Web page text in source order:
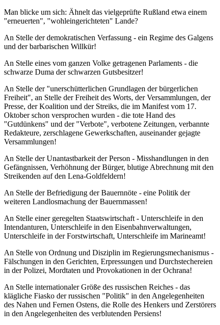
Man blicke um sich: Ähnelt das vielgeprüfte Rußland etwa einem
"erneuerten", "wohleingerichteten" Lande?
An Stelle der demokratischen Verfassung - ein Regime des Galgens
und der barbarischen Willkür!
An Stelle eines vom ganzen Volke getragenen Parlaments - die
schwarze Duma der schwarzen Gutsbesitzer!
An Stelle der "unerschütterlichen Grundlagen der bürgerlichen
Freiheit", an Stelle der Freiheit des Worts, der Versammlungen, der
Presse, der Koalition und der Streiks, die im Manifest vom 17.
Oktober schon versprochen wurden - die tote Hand des
"Gutdünkens" und der "Verbote", verbotene Zeitungen, verbannte
Redakteure, zerschlagene Gewerkschaften, auseinander gejagte
Versammlungen!
An Stelle der Unantastbarkeit der Person - Misshandlungen in den
Gefängnissen, Verhöhnung der Bürger, blutige Abrechnung mit den
Streikenden auf den Lena-Goldfeldern!
An Stelle der Befriedigung der Bauernnöte - eine Politik der
weiteren Landlosmachung der Bauernmassen!
An Stelle einer geregelten Staatswirtschaft - Unterschleife in den
Intendanturen, Unterschleife in den Eisenbahnverwaltungen,
Unterschleife in der Forstwirtschaft, Unterschleife im Marineamt!
An Stelle von Ordnung und Disziplin im Regierungsmechanismus -
Fälschungen in den Gerichten, Erpressungen und Durchstechereien
in der Polizei, Mordtaten und Provokationen in der Ochrana!
An Stelle internationaler Größe des russischen Reiches - das
klägliche Fiasko der russischen "Politik" in den Angelegenheiten
des Nahen und Fernen Ostens, die Rolle des Henkers und Zerstörers
in den Angelegenheiten des verblutenden Persiens!